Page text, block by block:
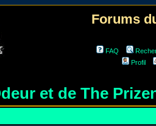
Forums
FAQ
Profil
et de The